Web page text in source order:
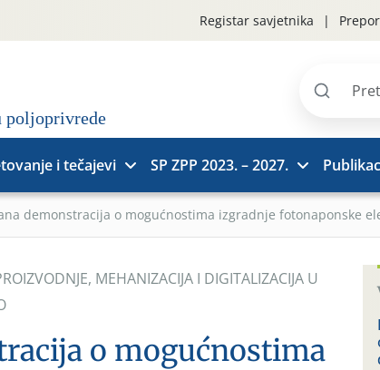
Registar savjetnika
Pretraži
i tečajevi SP ZPP 2023. – 2027.
demonstracija o mogućnostima izgradnje fotonaponske
, MEHANIZACIJA I DIGITALIZACIJA U
o mogućnostima